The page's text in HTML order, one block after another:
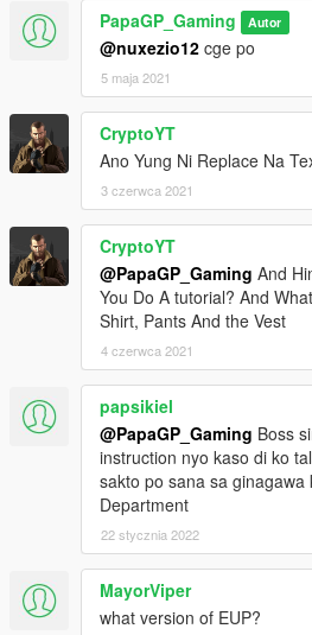
PapaGP_Gaming Autor
@nuxezio12 cge po
5 maja 2021
CryptoYT
Ano Yung Ni Replace Na
3 czerwca 2021
CryptoYT
@PapaGP_Gaming And
You Do A tutorial? And
Shirt, Pants And the Vest
4 czerwca 2021
papsikiel
@PapaGP_Gaming Boss
instruction nyo kaso di ko
sakto po sana sa
Department
22 stycznia 2022
MayorViper
what version of EUP?